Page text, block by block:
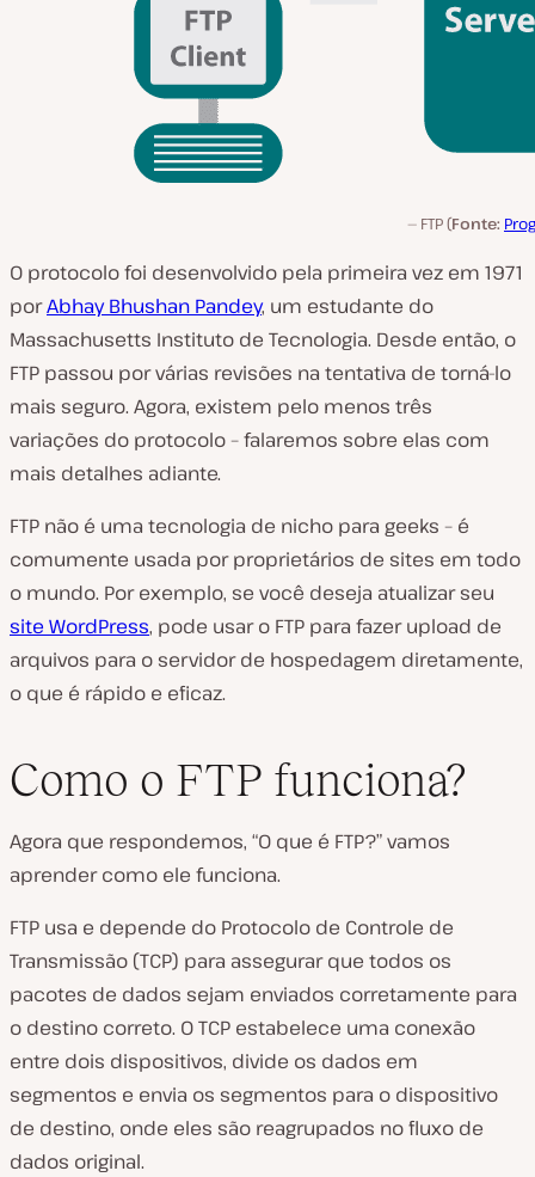
FTP (Fonte:
O protocolo foi desenvolvido pela primeira vez em 1971
porAbhay Bhushan Pandey, um estudante do
Massachusetts Instituto de Tecnologia. Desde então, o
FTP passou por várias revisões na tentativa de torná-lo
mais seguro. Agora, existem pelo menos três
variações do protocolo – falaremos sobre elas com
mais detalhes adiante.
FTP não é uma tecnologia de nicho para geeks – é
comumente usada por proprietários de sites em todo
o mundo. Por exemplo, se você deseja atualizar seu
site WordPress, pode usar o FTP para fazer upload de
arquivos para o servidor de hospedagem diretamente,
o que é rápido e eficaz.
Como o FTP funciona?
Agora que respondemos, “O que é FTP?” vamos
aprender como ele funciona.
FTP usa e depende do Protocolo de Controle de
Transmissão (TCP) para assegurar que todos os
pacotes de dados sejam enviados corretamente para
o destino correto. O TCP estabelece uma conexão
entre dois dispositivos, divide os dados em
segmentos e envia os segmentos para o dispositivo
de destino, onde eles são reagrupados no fluxo de
dados original.